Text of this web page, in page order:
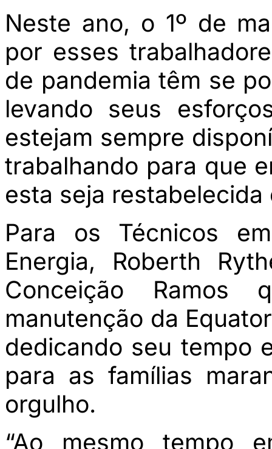
Neste ano, o 1º de
por esses
de pandemia têm se
levando seus
estejam sempre
trabalhando para que
esta seja
Para os Técnicos
Energia, Roberth
Conceição
manutenção da
dedicando seu tempo
para as famílias
orgulho.
“Ao mesmo tempo